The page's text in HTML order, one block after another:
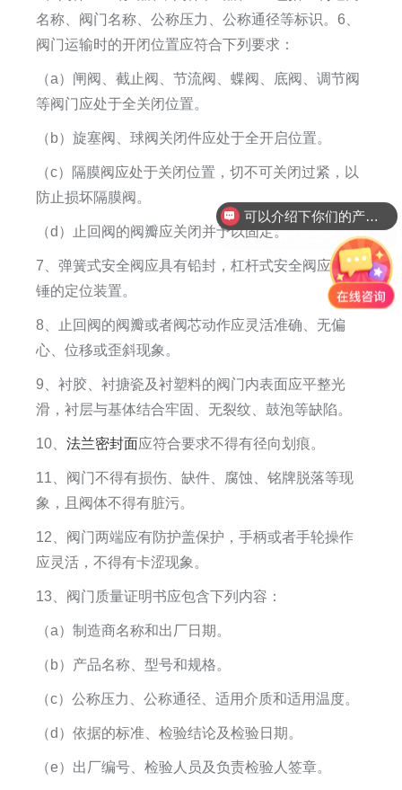
名称、阀门名称、公称压力、公称通径等标识。6、
阀门运输时的开闭位置应符合下列要求：
（a）闸阀、截止阀、节流阀、蝶阀、底阀、调节阀
等阀门应处于全关闭位置。
（b）旋塞阀、球阀关闭件应处于全开启位置。
（c）隔膜阀应处于关闭位置，切不可关闭过紧，以
防止损坏隔膜阀。
（d）止回阀的阀瓣应关闭并予以固定。
7、弹簧式安全阀应具有铅封，杠杆式安全阀应有重
锤的定位装置。
8、止回阀的阀瓣或者阀芯动作应灵活准确、无偏
心、位移或歪斜现象。
9、衬胶、衬搪瓷及衬塑料的阀门内表面应平整光
滑，衬层与基体结合牢固、无裂纹、鼓泡等缺陷。
10、 法兰密封面应符合要求不得有径向划痕。
11、阀门不得有损伤、缺件、腐蚀、铭牌脱落等现
象，且阀体不得有脏污。
12、阀门两端应有防护盖保护，手柄或者手轮操作
应灵活，不得有卡涩现象。
13、阀门质量证明书应包含下列内容：
（a）制造商名称和出厂日期。
（b）产品名称、型号和规格。
（c）公称压力、公称通径、适用介质和适用温度。
（d）依据的标准、检验结论及检验日期。
（e）出厂编号、检验人员及负责检验人签章。
你们阀门是怎么收费的呢